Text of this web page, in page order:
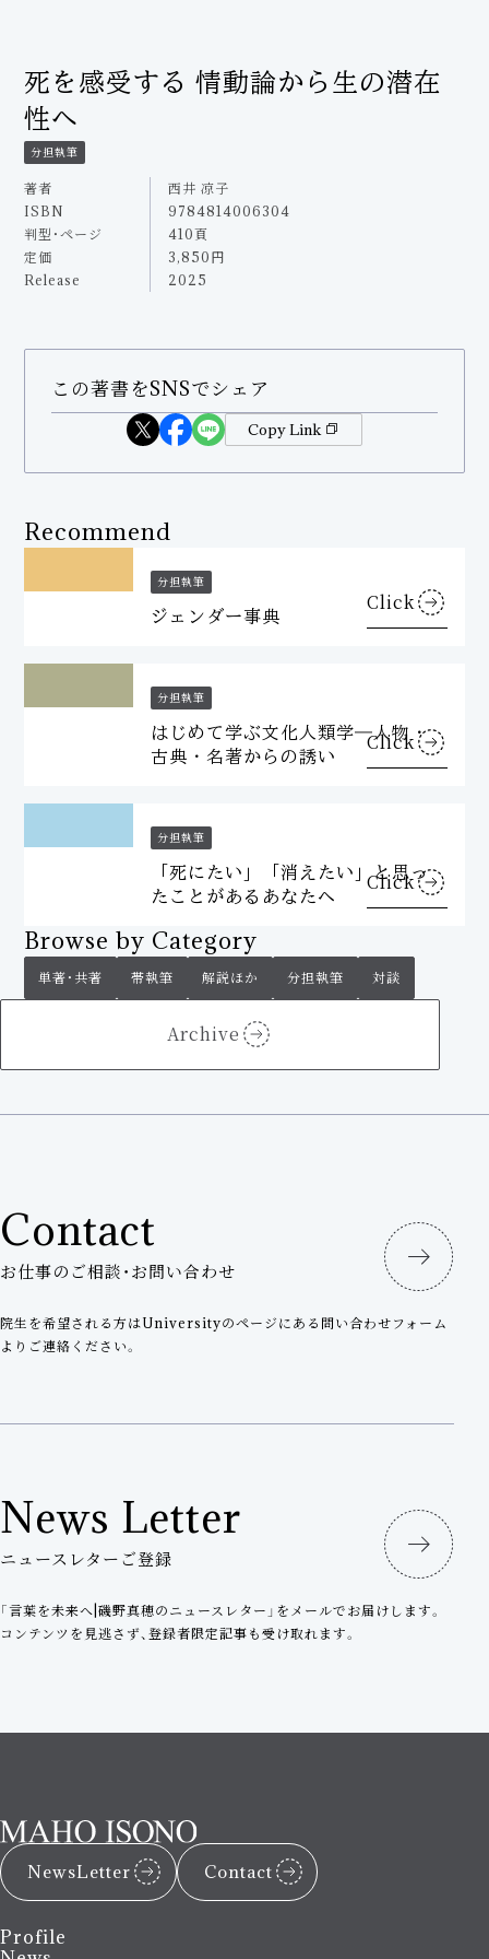
死を感受する 情動論から生の潜在
性へ
分担執筆
著者
西井 凉子
ISBN
9784814006304
判型・ページ
410頁
定価
3,850円
Release
2025
この著書をSNSでシェア
Copy Link
Recommend
分担執筆
ジェンダー事典
Click
分担執筆
はじめて学ぶ文化人類学―人物・
古典・名著からの誘い
Click
分担執筆
「死にたい」「消えたい」と思っ
たことがあるあなたへ
Click
Browse by Category
単著・共著 帯執筆 解説ほか 分担執筆 対談
Archive
Contact
お仕事のご相談・お問い合わせ
院生を希望される方はUniversityのページにある問い合わせフォーム
よりご連絡ください。
News Letter
ニュースレターご登録
「言葉を未来へ|磯野真穂のニュースレター」をメールでお届けします。
コンテンツを見逃さず、登録者限定記事も受け取れます。
Contact
NewsLetter
Profile